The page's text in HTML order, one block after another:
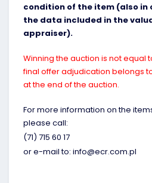
condition of the item (also
the data included in the
appraiser).
Winning the auction is not equal
final offer adjudication belongs
at the end of the auction.
For more information on the
please call:
(71) 715 60 17
or e-mail to: info@ecr.com.pl